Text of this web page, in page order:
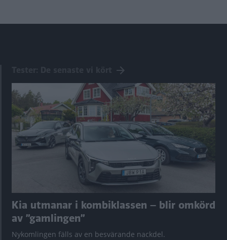
Kia utmanar i kombiklassen – blir omkörd
av ”gamlingen”
Nykomlingen fälls av en besvärande nackdel.